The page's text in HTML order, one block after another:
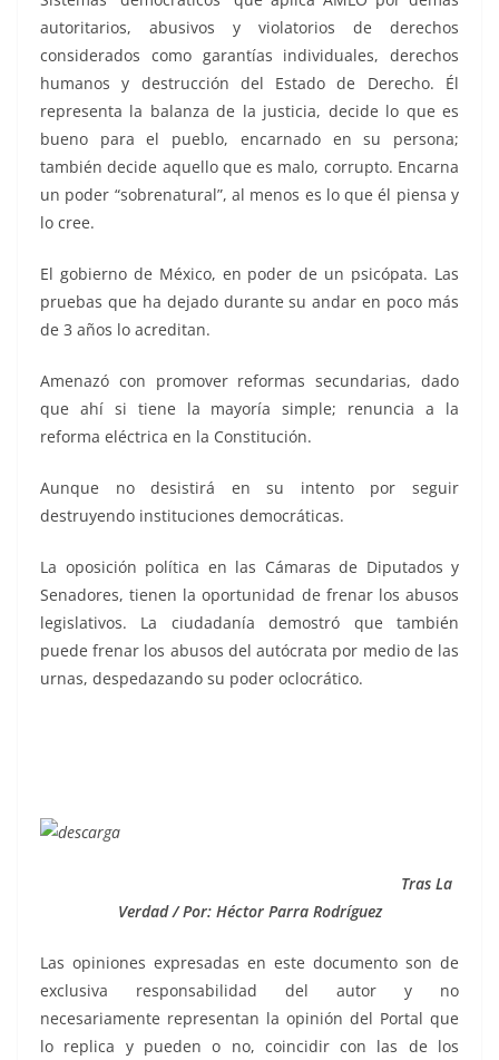
autoritarios, abusivos y violatorios de derechos
considerados como garantías individuales, derechos
humanos y destrucción del Estado de Derecho. Él
representa la balanza de la justicia, decide lo que es
bueno para el pueblo, encarnado en su persona;
también decide aquello que es malo, corrupto. Encarna
un poder “sobrenatural”, al menos es lo que él piensa y
lo cree.
El gobierno de México, en poder de un psicópata. Las
pruebas que ha dejado durante su andar en poco más
de 3 años lo acreditan.
Amenazó con promover reformas secundarias, dado
que ahí si tiene la mayoría simple; renuncia a la
reforma eléctrica en la Constitución.
Aunque no desistirá en su intento por seguir
destruyendo instituciones democráticas.
La oposición política en las Cámaras de Diputados y
Senadores, tienen la oportunidad de frenar los abusos
legislativos. La ciudadanía demostró que también
puede frenar los abusos del autócrata por medio de las
urnas, despedazando su poder oclocrático.
Tras La
Verdad / Por: Héctor Parra Rodríguez
Las opiniones expresadas en este documento son de
exclusiva responsabilidad del autor y no
necesariamente representan la opinión del Portal que
lo replica y pueden o no, coincidir con las de los